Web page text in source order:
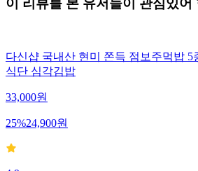
이 리뷰를 본 유저들이 관심있어
다신샵 국내산 현미 쫀득 점보주먹밥 5
식단 심각김밥
33,000원
25%24,900원